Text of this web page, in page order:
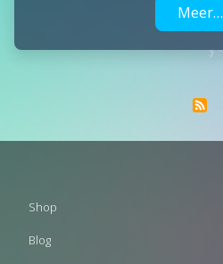
Meer…
Footer
Shop
Blog